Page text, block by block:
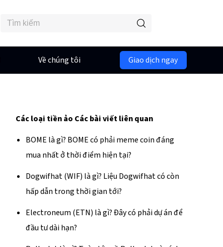
Về chúng tôi Giao dịch ngay
Các loại tiền ảo Các bài viết liên quan
BOME là gì? BOME có phải meme coin đáng
mua nhất ở thời điểm hiện tại?
Dogwifhat (WIF) là gì? Liệu Dogwifhat có còn
hấp dẫn trong thời gian tới?
Electroneum (ETN) là gì? Đây có phải dự án để
đầu tư dài hạn?